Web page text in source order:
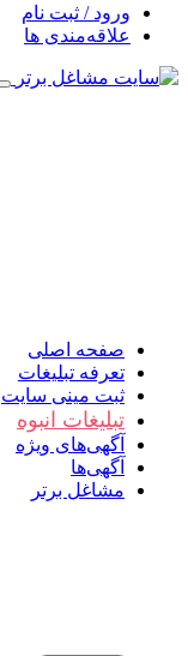
ورود / ثبت نام
علاقه‌مندی ها
صفحه اصلی
تعرفه تبلیغات
ثبت مینی سایت
تبلیغات انبوه
آگهی‌های ویژه
آگهی‌ها
مشاغل برتر